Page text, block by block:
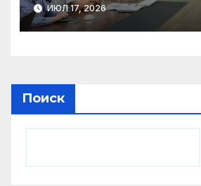
ИЮЛ 17, 2026
Поиск